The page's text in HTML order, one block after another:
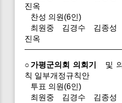
진옥
찬성 의원(6인)
최원중 김경수 김종성
진옥
○가평군의회 의회기
및 의
칙 일부개정규칙안
투표 의원(6인)
최원중 김경수 김종성